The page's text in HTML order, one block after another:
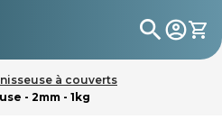
search
à couverts
- 2mm - 1kg